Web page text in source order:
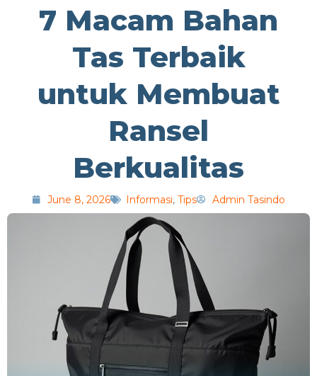
7 Macam Bahan
Tas Terbaik
untuk Membuat
Ransel
Berkualitas
June 8, 2026 Informasi, Tips Admin Tasindo